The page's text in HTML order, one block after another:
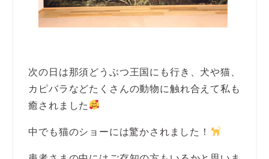
次の日は那須どうぶつ王国にも行き、犬や猫、
カピバラなどたくさんの動物に触れ合えて私も
癒されました
中でも猫のショーには驚かされました！